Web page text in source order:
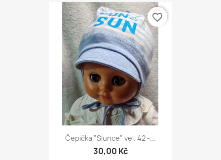
Čepička "Slunce" vel. 42 -...
30,00 Kč
favorite_border